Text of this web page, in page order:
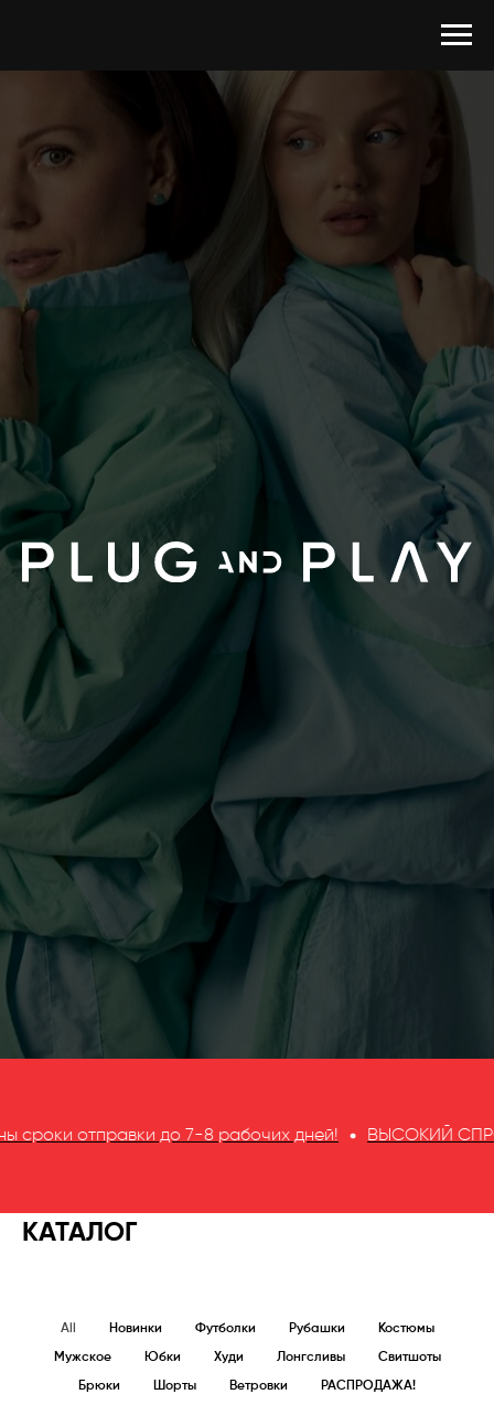
до 7-8 рабочих дней! ВЫСОКИЙ СПРОС! Временно
КАТАЛОГ
All Новинки Футболки Рубашки Костюмы
Мужское Юбки Худи Лонгсливы Свитшоты
Брюки Шорты Ветровки РАСПРОДАЖА!